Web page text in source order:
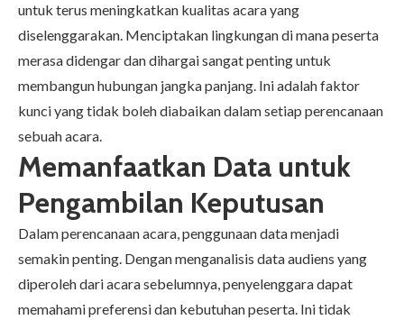
untuk terus meningkatkan kualitas acara yang
diselenggarakan. Menciptakan lingkungan di mana peserta
merasa didengar dan dihargai sangat penting untuk
membangun hubungan jangka panjang. Ini adalah faktor
kunci yang tidak boleh diabaikan dalam setiap perencanaan
sebuah acara.
Memanfaatkan Data untuk
Pengambilan Keputusan
Dalam perencanaan acara, penggunaan data menjadi
semakin penting. Dengan menganalisis data audiens yang
diperoleh dari acara sebelumnya, penyelenggara dapat
memahami preferensi dan kebutuhan peserta. Ini tidak